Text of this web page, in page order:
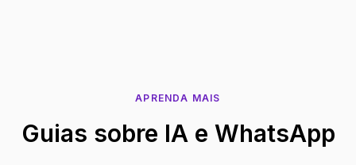
APRENDA MAIS
Guias sobre IA e WhatsApp